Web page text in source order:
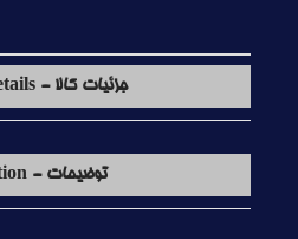
جزئیات کالا - Product details
توضیحات - Description